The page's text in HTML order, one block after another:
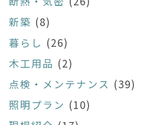
新築 (8)
暮らし (26)
木工用品 (2)
点検・メンテナンス (39)
照明プラン (10)